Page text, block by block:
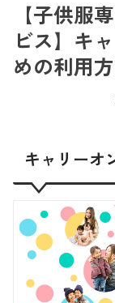
【子供服
ビス】キ
めの利用
キャリーオ